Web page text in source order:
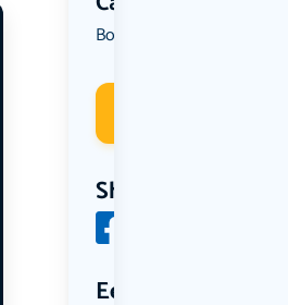
Borrelen
Share
Een aantal